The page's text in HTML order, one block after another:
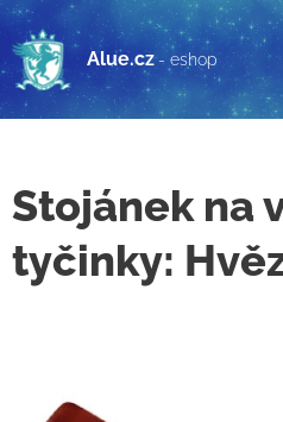
Alue.cz - eshop
Stojánek na
tyčinky: